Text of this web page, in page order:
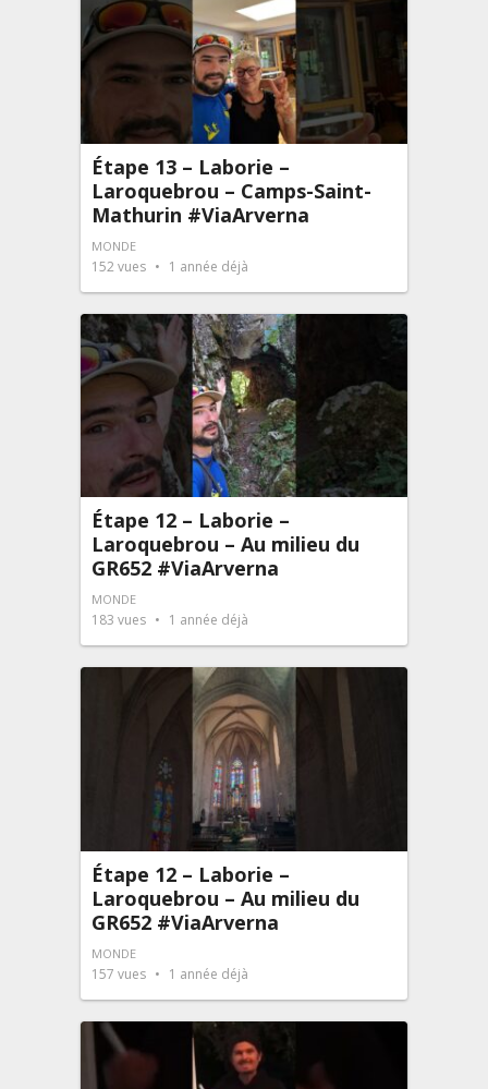
Étape 13 – Laborie –
Laroquebrou – Camps-Saint-
Mathurin #ViaArverna
MONDE
152vues 1 année déjà
Étape 12 – Laborie –
Laroquebrou – Au milieu du
GR652 #ViaArverna
MONDE
183 vues 1 année déjà
Étape 12 – Laborie –
Laroquebrou – Au milieu du
GR652 #ViaArverna
MONDE
157 vues 1 année déjà